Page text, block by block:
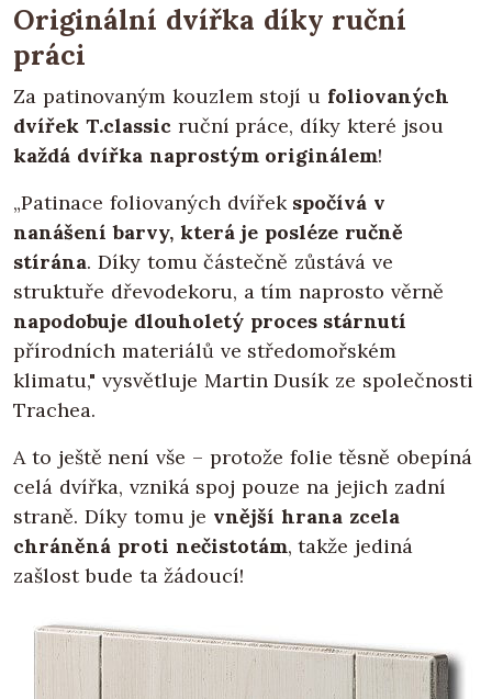
Originální dvířka díky ruční
práci
Za patinovaným kouzlem stojí u foliovaných
dvířek T.classicruční práce, díky které jsou
každá dvířka naprostým originálem!
„Patinace foliovaných dvířek spočívá v
nanášení barvy, která je posléze ručně
stírána. Díky tomu částečně zůstává ve
struktuře dřevodekoru, a tím naprosto věrně
napodobuje dlouholetý proces stárnutí
přírodních materiálů ve středomořském
klimatu," vysvětluje Martin Dusík ze společnosti
Trachea.
A to ještě není vše – protože folie těsně obepíná
celá dvířka, vzniká spoj pouze na jejich zadní
straně. Díky tomu je vnější hrana zcela
chráněná proti nečistotám, takže jediná
zašlost bude ta žádoucí!